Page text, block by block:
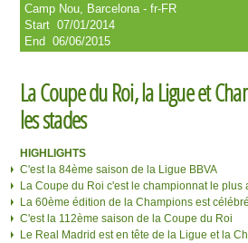
Camp Nou, Barcelona - fr-FR
Start 07/01/2014
End 06/06/2015
La Coupe du Roi, la Ligue et
les stades
HIGHLIGHTS
C'est la 84ème saison de la Ligue BBVA
La Coupe du Roi c'est le championnat le plus
La 60ème édition de la Champions est
C'est la 112ème saison de la Coupe du Roi
Le Real Madrid est en tête de la Ligue et la